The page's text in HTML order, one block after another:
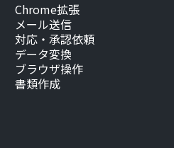
Chrome拡張
メール送信
対応・承認依頼
データ変換
ブラウザ操作
書類作成